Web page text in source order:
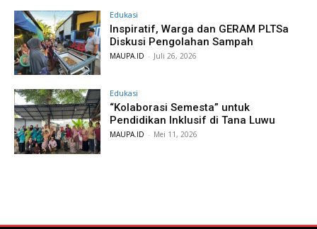
Edukasi
Inspiratif, Warga dan GERAM PLTSa
Diskusi Pengolahan Sampah
MAUPA.ID - Juli 26, 2026
Edukasi
“Kolaborasi Semesta” untuk
Pendidikan Inklusif di Tana Luwu
MAUPA.ID - Mei 11, 2026